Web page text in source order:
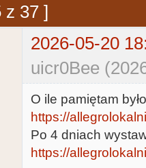
z 37 ]
2026-05-20
uicr0Bee
O ile pamiętam
https://
Po 4 dniach
https://